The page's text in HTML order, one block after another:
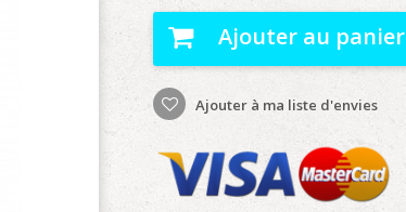
Ajouter au panier
Ajouter à ma liste d'envies